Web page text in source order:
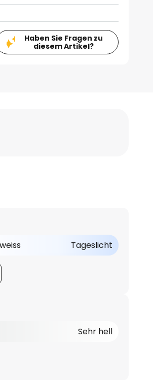
Haben Sie Fragen zu
diesem Artikel?
Tageslicht
Sehr hell